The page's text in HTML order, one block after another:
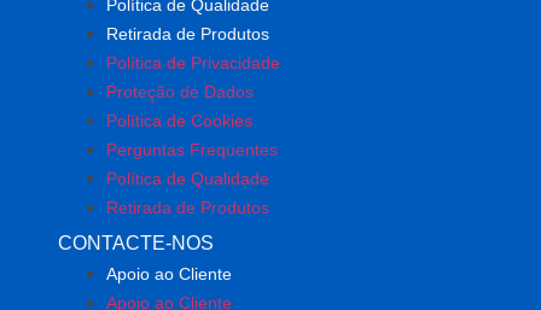
Política de Qualidade
Retirada de Produtos
Política de Privacidade
Proteção de Dados
Política de Cookies
Perguntas Frequentes
Política de Qualidade
Retirada de Produtos
CONTACTE-NOS
Apoio ao Cliente
Apoio ao Cliente